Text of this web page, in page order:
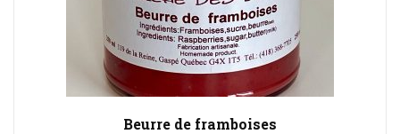
Beurre de framboises